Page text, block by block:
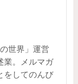
世界」運営
業。メルマガ
をしてのんび